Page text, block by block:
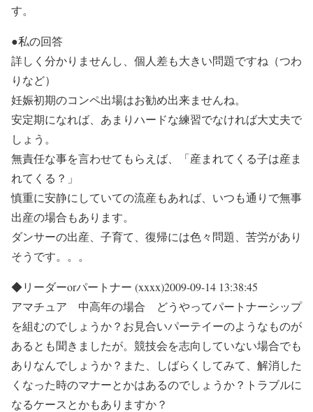
す。
●私の回答
詳しく分かりませんし、個人差も大きい問題ですね（つわ
りなど）
妊娠初期のコンペ出場はお勧め出来ませんね。
安定期になれば、あまりハードな練習でなければ大丈夫で
しょう。
無責任な事を言わせてもらえば、「産まれてくる子は産ま
れてくる？」
慎重に安静にしていての流産もあれば、いつも通りで無事
出産の場合もあります。
ダンサーの出産、子育て、復帰には色々問題、苦労があり
そうです。。。
◆リーダーorパートナー (xxxx)2009-09-14 13:38:45
アマチュア 中高年の場合 どうやってパートナーシップ
を組むのでしょうか？お見合いパーテイーのようなものが
あるとも聞きましたが。競技会を志向していない場合でも
ありなんでしょうか？また、しばらくしてみて、解消した
くなった時のマナーとかはあるのでしょうか？トラブルに
なるケースとかもありますか？